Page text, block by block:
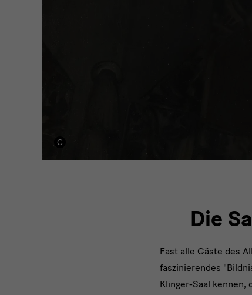
Die
Fast alle Gäste des
faszinierendes
Klinger-Saal kennen,